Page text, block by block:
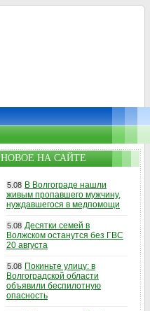
НОВОЕ НА САЙТЕ
5.08 В Волгограде нашли
живым пропавшего мужчину,
нуждавшегося в медпомощи
5.08 Десятки семей в
Волжском останутся без ГВС
20 августа
5.08 Покиньте улицу: в
Волгоградской области
объявили беспилотную
опасность